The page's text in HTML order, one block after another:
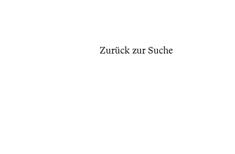
Zurück zur Suche